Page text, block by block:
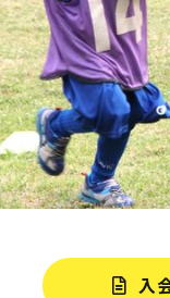
入